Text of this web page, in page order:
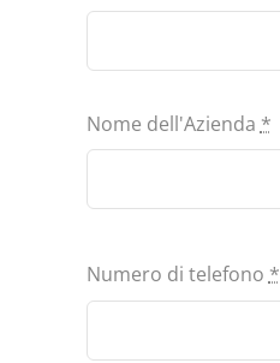
Nome dell'Azienda *
Numero di telefono *